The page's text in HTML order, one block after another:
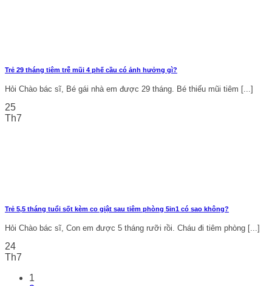
Trẻ 29 tháng tiêm trễ mũi 4 phế cầu có ảnh hưởng gì?
Hỏi Chào bác sĩ, Bé gái nhà em được 29 tháng. Bé thiếu mũi tiêm [...]
25
Th7
Trẻ 5,5 tháng tuổi sốt kèm co giật sau tiêm phòng 5in1 có sao không?
Hỏi Chào bác sĩ, Con em được 5 tháng rưỡi rồi. Cháu đi tiêm phòng [...]
24
Th7
1